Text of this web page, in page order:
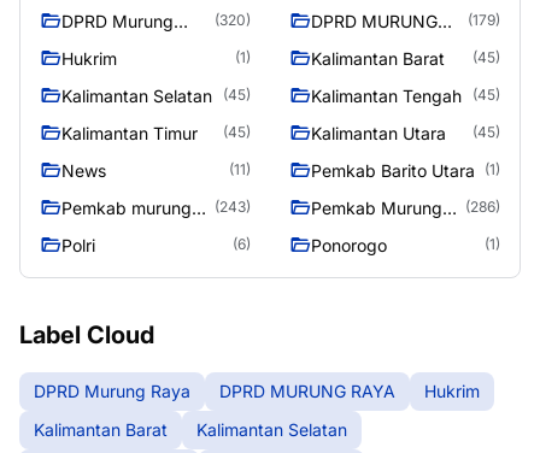
DPRD Murung
(320)
DPRD MURUNG
(179)
Hukrim (1) Kalimantan Barat (45)
Kalimantan Selatan (45) Kalimantan Tengah (45)
Kalimantan Timur (45) Kalimantan Utara (45)
News (11) Pemkab Barito Utara (1)
Pemkab murung
(243)
Pemkab Murung
(286)
Polri (6) Ponorogo (1)
Label Cloud
DPRD Murung Raya DPRD MURUNG RAYA
Hukrim
Kalimantan Barat
Kalimantan Selatan